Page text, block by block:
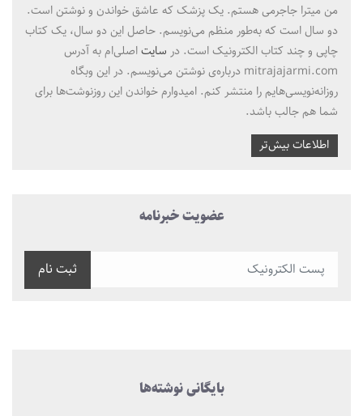
من میترا جاجرمی هستم. یک پزشک که عاشق خواندن و نوشتن است.
دو سال است که به‌طور منظم می‌نویسم. حاصل این دو سال، یک کتاب
چاپی و چند کتاب الکترونیک است. در سایتاصلی‌ام به آدرس
mitrajajarmi.com درباره‌ی نوشتن می‌نویسم. در این وبگاه
روزانه‌نویسی‌هایم را منتشر کنم. امیدوارم خواندن این روزنوشت‌ها برای
شما هم جالب باشد.
اطلاعات بیش‌تر
عضویت خبرنامه
ثبت نام
بایگانی نوشته‌ها